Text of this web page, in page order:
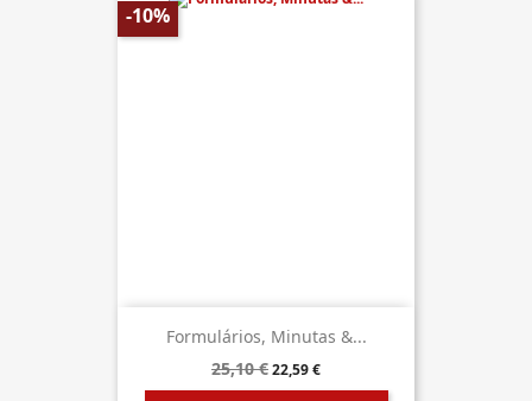
Formulários, Minutas &...
25,10 €22,59 €
-10%